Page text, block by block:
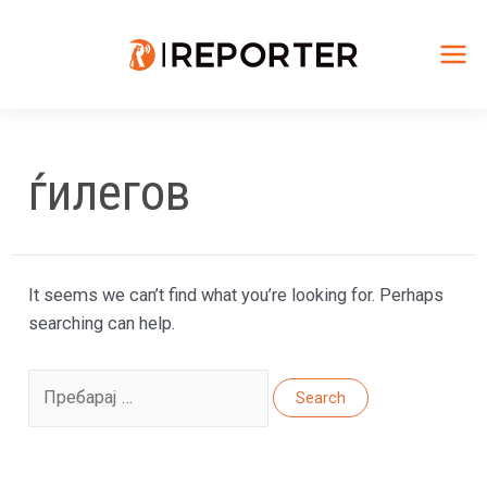
ѓилегов
It seems we can’t find what you’re looking for. Perhaps
searching can help.